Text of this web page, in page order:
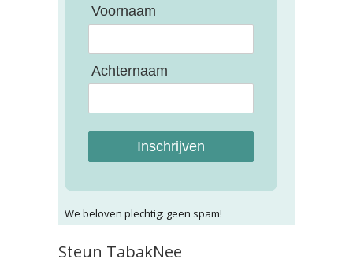
Voornaam
Achternaam
Inschrijven
We beloven plechtig: geen spam!
Steun TabakNee